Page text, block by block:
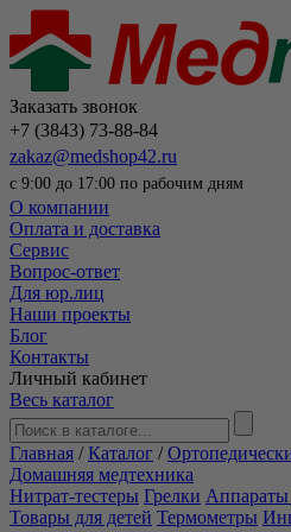
Заказать звонок
+7 (3843) 73-88-84
zakaz@medshop42.ru
с 9:00 до 17:00 по рабочим дням
О компании
Оплата и доставка
Сервис
Вопрос-ответ
Для юр.лиц
Наши проекты
Блог
Контакты
Личный кабинет
Весь каталог
Главная /Каталог /
Домашняя медтехника
Нитрат-тестеры Грелки Аппараты
Товары для детей Термометры